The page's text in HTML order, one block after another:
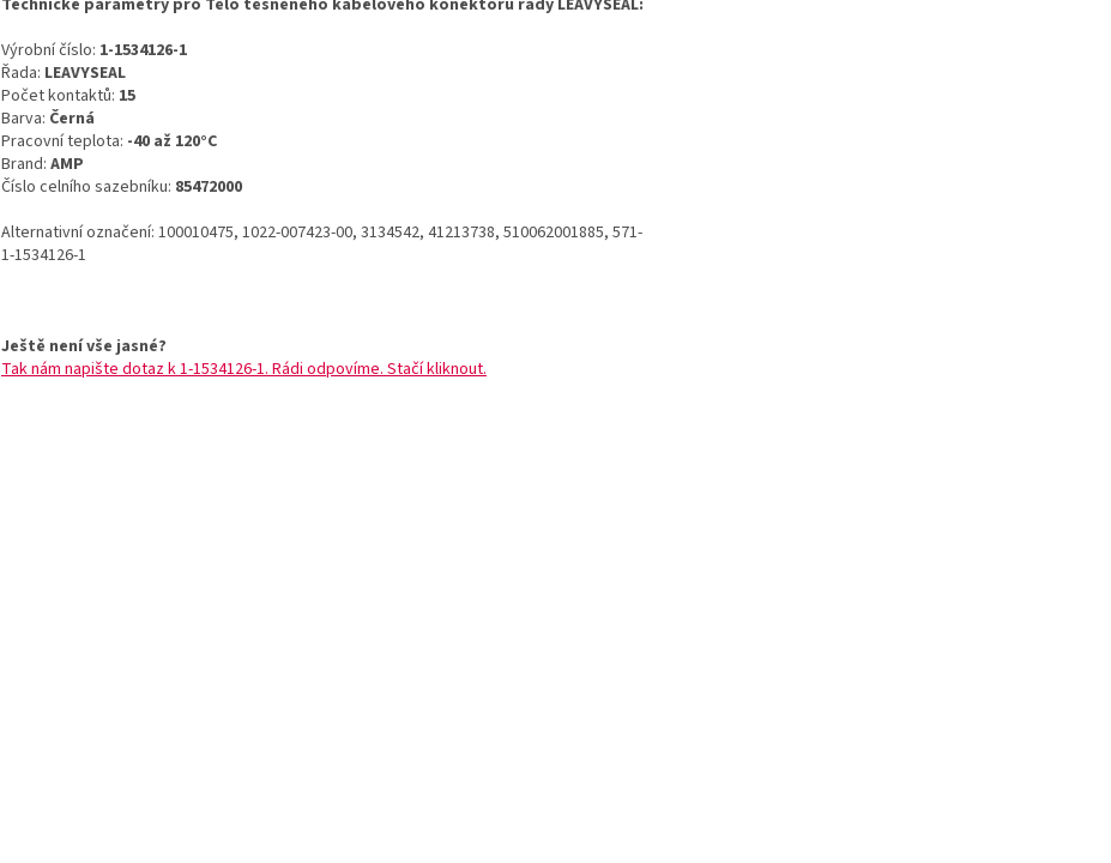
Výrobní číslo: 1-1534126-1
Řada: LEAVYSEAL
Počet kontaktů: 15
Barva: Černá
Pracovní teplota: -40 až 120°C
Brand: AMP
Číslo celního sazebníku: 85472000
Alternativní označení: 100010475, 1022-007423-00, 3134542, 41213738, 510062001885, 571-
1-1534126-1
Ještě není vše jasné?
Tak nám napište dotaz k 1-1534126-1. Rádi odpovíme. Stačí kliknout.